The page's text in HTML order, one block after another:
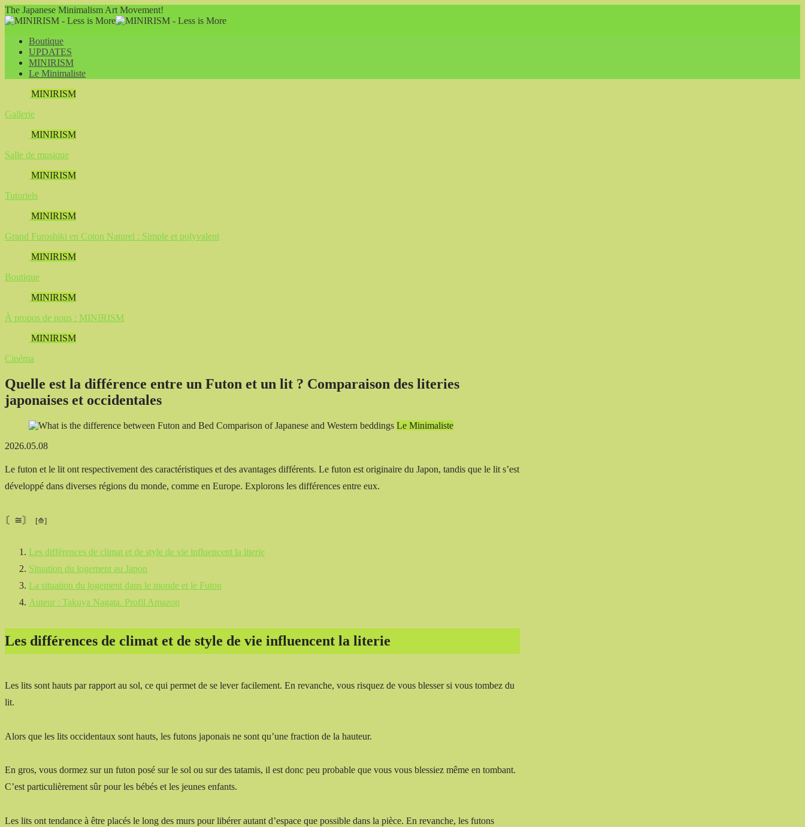
The Japanese Minimalism Art Movement!
Boutique
UPDATES
MINIRISM
Le Minimaliste
MINIRISM
Gallerie
MINIRISM
Salle de musique
MINIRISM
Tutoriels
MINIRISM
Grand Furoshiki en Coton Naturel : Simple et polyvalent
MINIRISM
Boutique
MINIRISM
À propos de nous : MINIRISM
MINIRISM
Cinéma
Quelle est la différence entre un Futon et un lit ? Comparaison des literies
japonaises et occidentales
Le Minimaliste
2026.05.08
Le futon et le lit ont respectivement des caractéristiques et des avantages différents. Le futon est originaire du Japon, tandis que le lit s’est
développé dans diverses régions du monde, comme en Europe. Explorons les différences entre eux.
〘≅〙
Les différences de climat et de style de vie influencent la literie
Situation du logement au Japon
La situation du logement dans le monde et le Futon
Auteur : Takuya Nagata. Profil Amazon
Les différences de climat et de style de vie influencent la literie
Les lits sont hauts par rapport au sol, ce qui permet de se lever facilement. En revanche, vous risquez de vous blesser si vous tombez du
lit.
Alors que les lits occidentaux sont hauts, les futons japonais ne sont qu’une fraction de la hauteur.
En gros, vous dormez sur un futon posé sur le sol ou sur des tatamis, il est donc peu probable que vous vous blessiez même en tombant.
C’est particulièrement sûr pour les bébés et les jeunes enfants.
Les lits ont tendance à être placés le long des murs pour libérer autant d’espace que possible dans la pièce. En revanche, les futons